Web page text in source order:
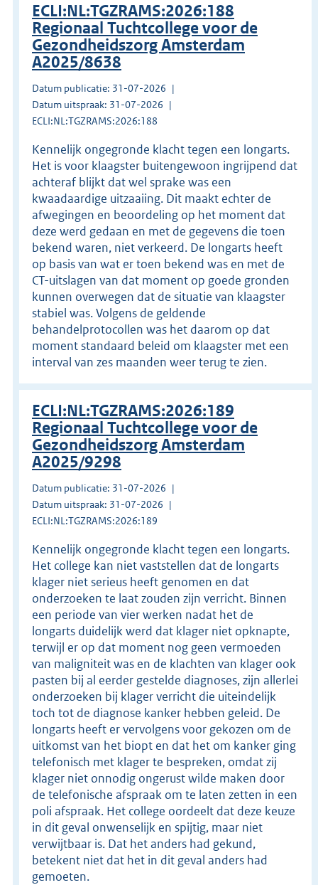
ECLI:NL:TGZRAMS:2026:188
Regionaal Tuchtcollege voor de
Gezondheidszorg Amsterdam
A2025/8638
Datum publicatie: 31-07-2026
Datum uitspraak: 31-07-2026
ECLI:NL:TGZRAMS:2026:188
Kennelijk ongegronde klacht tegen een longarts.
Het is voor klaagster buitengewoon ingrijpend dat
achteraf blijkt dat wel sprake was een
kwaadaardige uitzaaiing. Dit maakt echter de
afwegingen en beoordeling op het moment dat
deze werd gedaan en met de gegevens die toen
bekend waren, niet verkeerd. De longarts heeft
op basis van wat er toen bekend was en met de
CT-uitslagen van dat moment op goede gronden
kunnen overwegen dat de situatie van klaagster
stabiel was. Volgens de geldende
behandelprotocollen was het daarom op dat
moment standaard beleid om klaagster met een
interval van zes maanden weer terug te zien.
ECLI:NL:TGZRAMS:2026:189
Regionaal Tuchtcollege voor de
Gezondheidszorg Amsterdam
A2025/9298
Datum publicatie: 31-07-2026
Datum uitspraak: 31-07-2026
ECLI:NL:TGZRAMS:2026:189
Kennelijk ongegronde klacht tegen een longarts.
Het college kan niet vaststellen dat de longarts
klager niet serieus heeft genomen en dat
onderzoeken te laat zouden zijn verricht. Binnen
een periode van vier werken nadat het de
longarts duidelijk werd dat klager niet opknapte,
terwijl er op dat moment nog geen vermoeden
van maligniteit was en de klachten van klager ook
pasten bij al eerder gestelde diagnoses, zijn allerlei
onderzoeken bij klager verricht die uiteindelijk
toch tot de diagnose kanker hebben geleid. De
longarts heeft er vervolgens voor gekozen om de
uitkomst van het biopt en dat het om kanker ging
telefonisch met klager te bespreken, omdat zij
klager niet onnodig ongerust wilde maken door
de telefonische afspraak om te laten zetten in een
poli afspraak. Het college oordeelt dat deze keuze
in dit geval onwenselijk en spijtig, maar niet
verwijtbaar is. Dat het anders had gekund,
betekent niet dat het in dit geval anders had
gemoeten.